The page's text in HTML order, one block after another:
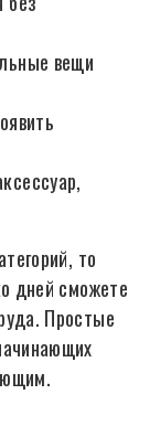
вещи
то
дней сможете
Простые